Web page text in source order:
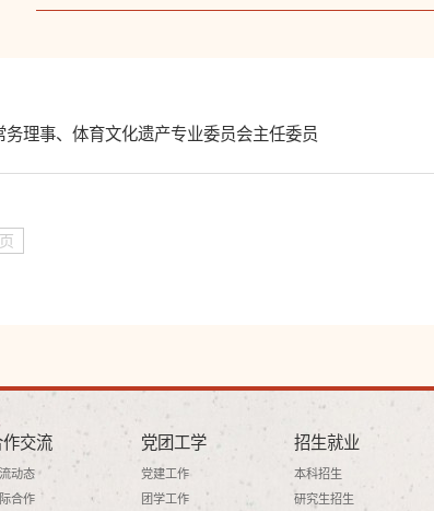
理事、体育文化遗产专业委员会主任委员
作交流
动态
合作
党团工学
党建工作
团学工作
招生就业
本科招生
研究生招生